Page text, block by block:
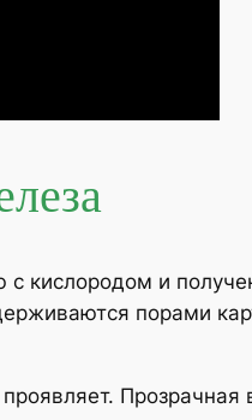
кислородом и
порами